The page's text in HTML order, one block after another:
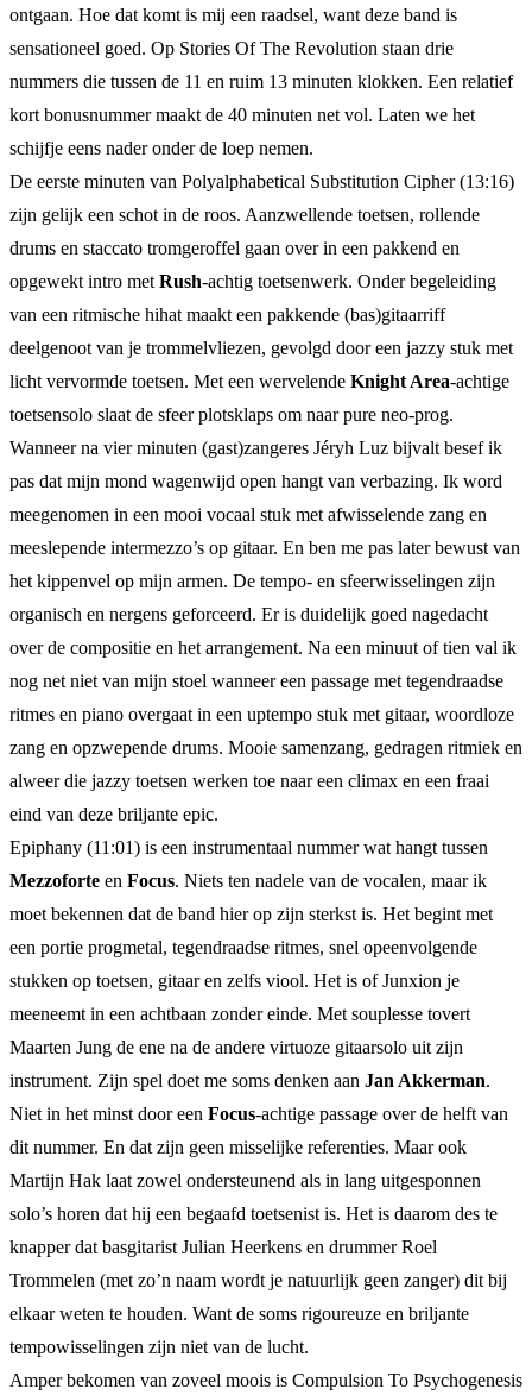
ontgaan. Hoe dat komt is mij een raadsel, want deze band is
sensationeel goed. Op Stories Of The Revolution staan drie
nummers die tussen de 11 en ruim 13 minuten klokken. Een relatief
kort bonusnummer maakt de 40 minuten net vol. Laten we het
schijfje eens nader onder de loep nemen.
De eerste minuten van Polyalphabetical Substitution Cipher (13:16)
zijn gelijk een schot in de roos. Aanzwellende toetsen, rollende
drums en staccato tromgeroffel gaan over in een pakkend en
opgewekt intro met Rush-achtig toetsenwerk. Onder begeleiding
van een ritmische hihat maakt een pakkende (bas)gitaarriff
deelgenoot van je trommelvliezen, gevolgd door een jazzy stuk met
licht vervormde toetsen. Met een wervelende Knight Area-achtige
toetsensolo slaat de sfeer plotsklaps om naar pure neo-prog.
Wanneer na vier minuten (gast)zangeres Jéryh Luz bijvalt besef ik
pas dat mijn mond wagenwijd open hangt van verbazing. Ik word
meegenomen in een mooi vocaal stuk met afwisselende zang en
meeslepende intermezzo’s op gitaar. En ben me pas later bewust van
het kippenvel op mijn armen. De tempo- en sfeerwisselingen zijn
organisch en nergens geforceerd. Er is duidelijk goed nagedacht
over de compositie en het arrangement. Na een minuut of tien val ik
nog net niet van mijn stoel wanneer een passage met tegendraadse
ritmes en piano overgaat in een uptempo stuk met gitaar, woordloze
zang en opzwepende drums. Mooie samenzang, gedragen ritmiek en
alweer die jazzy toetsen werken toe naar een climax en een fraai
eind van deze briljante epic.
Epiphany (11:01) is een instrumentaal nummer wat hangt tussen
Mezzoforte en Focus. Niets ten nadele van de vocalen, maar ik
moet bekennen dat de band hier op zijn sterkst is. Het begint met
een portie progmetal, tegendraadse ritmes, snel opeenvolgende
stukken op toetsen, gitaar en zelfs viool. Het is of Junxion je
meeneemt in een achtbaan zonder einde. Met souplesse tovert
Maarten Jung de ene na de andere virtuoze gitaarsolo uit zijn
instrument. Zijn spel doet me soms denken aan Jan Akkerman.
Niet in het minst door een Focus-achtige passage over de helft van
dit nummer. En dat zijn geen misselijke referenties. Maar ook
Martijn Hak laat zowel ondersteunend als in lang uitgesponnen
solo’s horen dat hij een begaafd toetsenist is. Het is daarom des te
knapper dat basgitarist Julian Heerkens en drummer Roel
Trommelen (met zo’n naam wordt je natuurlijk geen zanger) dit bij
elkaar weten te houden. Want de soms rigoureuze en briljante
tempowisselingen zijn niet van de lucht.
Amper bekomen van zoveel moois is Compulsion To Psychogenesis